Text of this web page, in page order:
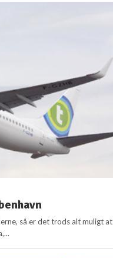
så er det trods alt muligt at